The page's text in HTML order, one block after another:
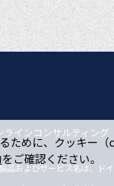
ラインコンサルティング
品およびサービス名は、ド
ために、クッキー
をご確認ください。